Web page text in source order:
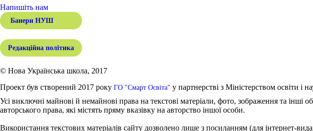
Напишіть нам
Банери НУШ
Редакційна політика
© Нова Українська школа, 2017
Проект був створений 2017 року ГО "Смарт Освіта" у партнерстві з Міністерством освіти
Усі виключні майнові й немайнові права на текстові матеріали, фото, зображення та інші
авторського права, які містять пряму вказівку на авторство іншої особи.
Використання текстових матеріалів сайту дозволено лише з посиланням (для інтернет-